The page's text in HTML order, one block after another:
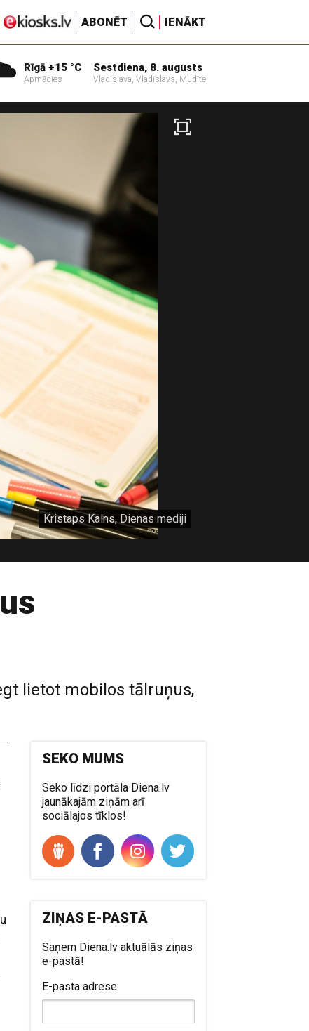
ABONĒT IENĀKT
Rīgā +15 °C
Apmācies
Sestdiena, 8. augusts
Vladislava, Vladislavs, Mudīte
Kristaps Kalns, Dienas mediji
lietot mobilos tālruņus,
SEKO MUMS
Seko līdzi portāla Diena.lv
jaunākajām ziņām arī
sociālajos tīklos!
ZIŅAS E-PASTĀ
Saņem Diena.lv aktuālās ziņas
e-pastā!
E-pasta adrese